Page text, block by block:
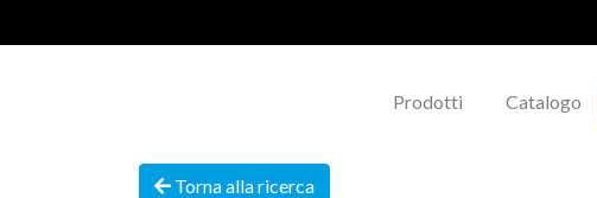
Prodotti Catalogo
Torna alla ricerca